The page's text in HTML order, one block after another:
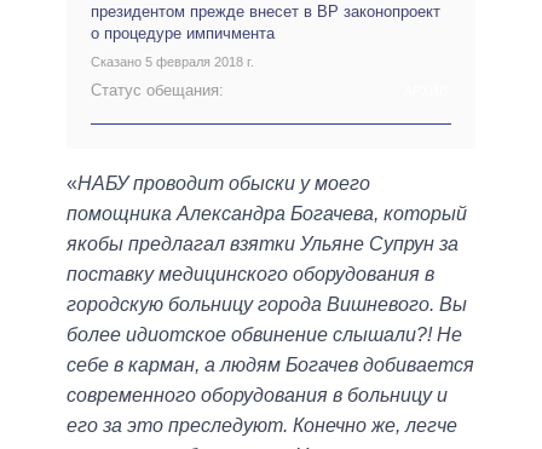
президентом прежде внесет в ВР законопроект
о процедуре импичмента
Сказано 5 февраля 2018 г.
Статус обещания:
«НАБУ проводит обыски у моего
помощника Александра Богачева, который
якобы предлагал взятки Ульяне Супрун за
поставку медицинского оборудования в
городскую больницу города Вишневого. Вы
более идиотское обвинение слышали?! Не
себе в карман, а людям Богачев добивается
современного оборудования в больницу и
его за это преследуют. Конечно же, легче